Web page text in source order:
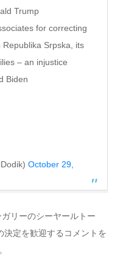
Trump
for correcting
Srpska, its
– an injustice
Biden
October 29,
リーのシーヤールトー
決定を歓迎するコメントを